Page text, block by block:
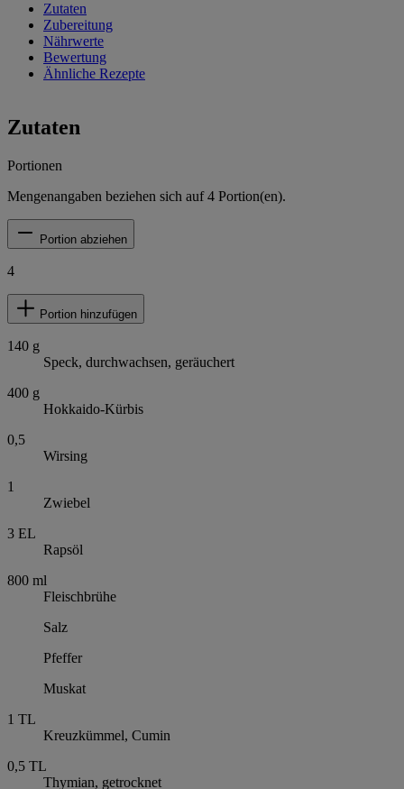
Zutaten
Zubereitung
Nährwerte
Bewertung
Ähnliche Rezepte
Zutaten
Portionen
Mengenangaben beziehen sich auf4 Portion(en).
Portion abziehen
4
Portion hinzufügen
140 g
Speck, durchwachsen, geräuchert
400 g
Hokkaido-Kürbis
0,5
Wirsing
1
Zwiebel
3 EL
Rapsöl
800 ml
Fleischbrühe
Salz
Pfeffer
Muskat
1 TL
Kreuzkümmel, Cumin
0,5 TL
Thymian, getrocknet